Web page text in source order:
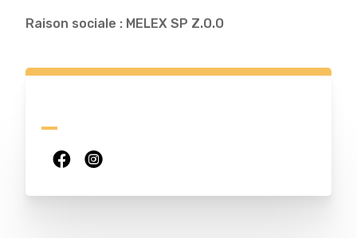
Raison sociale : MELEX SP Z.O.O